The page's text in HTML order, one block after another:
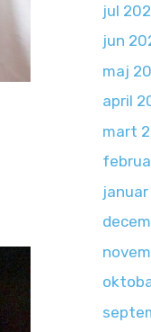
jul
jun
maj
april
mart